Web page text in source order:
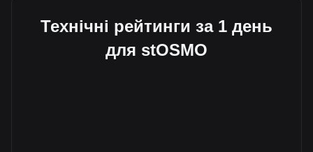
Технічні рейтинги за 1 день
для stOSMO